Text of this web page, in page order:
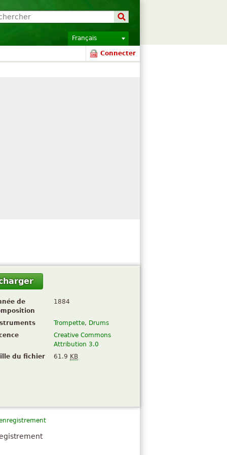
Français
Connecter
de
1884
Trompette, Drums
Creative Commons
Attribution 3.0
du fichier
61.9 KB